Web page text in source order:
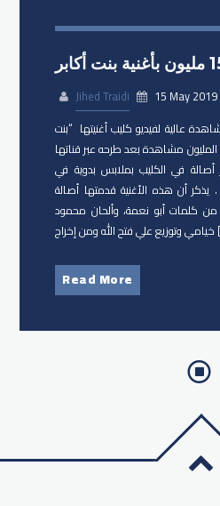
Jihed Traidi
15 May 2019
عالية لفيديو كليب أغنيتها “​بنت
ونصف المليون مشاهدة بعد طرحه عبر قناتها
أصالة في الكليب بملابس بدوية في
أن هذه الأغنية قدمتها أصالة
من كلمات أبو نعمة، وألحان محمود
[…]
Read More